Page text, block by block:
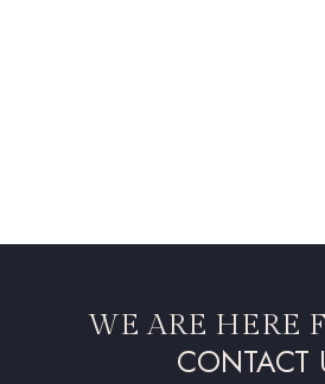
WE ARE HERE
CONTACT